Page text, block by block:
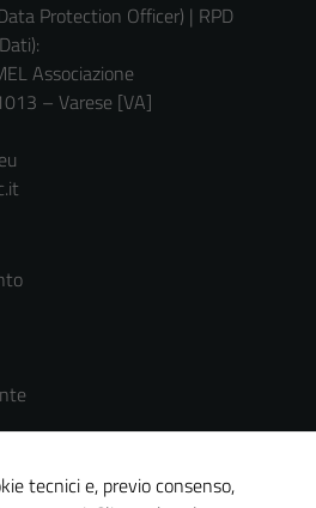
Protection Officer) | RPD
Associazione
– Varese [VA]
tecnici e, previo consenso,